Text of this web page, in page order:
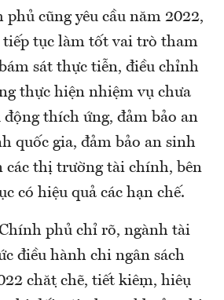
cũng yêu cầu năm 2022,
tục làm tốt vai trò tham
sát thực tiễn, điều chỉnh
thực hiện nhiệm vụ chưa
động thích ứng, đảm bảo an
quốc gia, đảm bảo an sinh
các thị trường tài chính, bên
có hiệu quả các hạn chế.
phủ chỉ rõ, ngành tài
điều hành chi ngân sách
chặt chẽ, tiết kiệm, hiệu